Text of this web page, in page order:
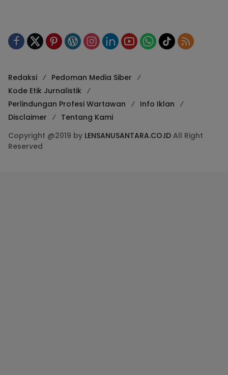
Redaksi
Pedoman Media Siber
Kode Etik Jurnalistik
Perlindungan Profesi Wartawan
Info Iklan
Disclaimer
Tentang Kami
Copyright @2019 by LENSANUSANTARA.CO.ID All Right
Reserved